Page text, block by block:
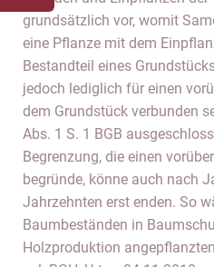
grundsätzlich vor, womit
eine Pflanze mit dem
Bestandteil eines
jedoch lediglich für einen
dem Grundstück verbunden
Abs. 1 S. 1 BGB
Begrenzung, die einen
begründe, könne auch nach
Jahrzehnten erst enden. So
Baumbeständen in
Holzproduktion